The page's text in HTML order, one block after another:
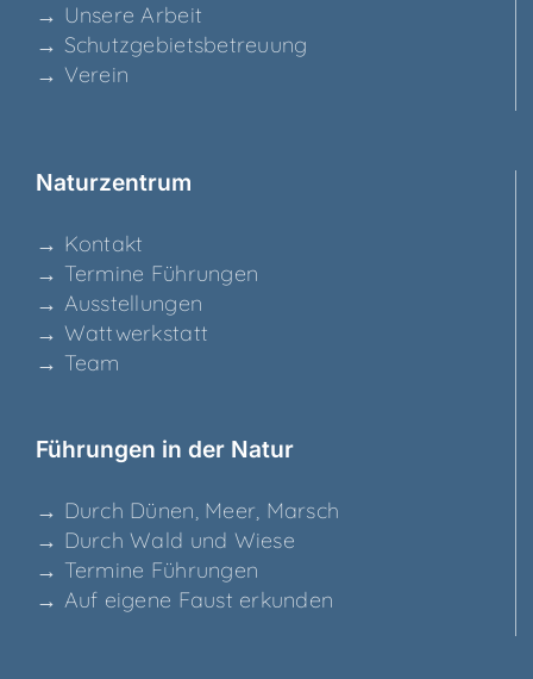
→ Unse­re Arbeit
→ Schutz­ge­biets­be­treu­ung
→ Ver­ein
Natur­zen­trum
→ Kon­takt
→ Ter­mi­ne Führungen
→ Aus­stel­lun­gen
→ Watt­werk­statt
→ Team
Füh­run­gen in der Natur
→ Durch Dünen, Meer, Marsch
→ Durch Wald und Wiese
→ Ter­mi­ne Führungen
→ Auf eige­ne Faust erkunden